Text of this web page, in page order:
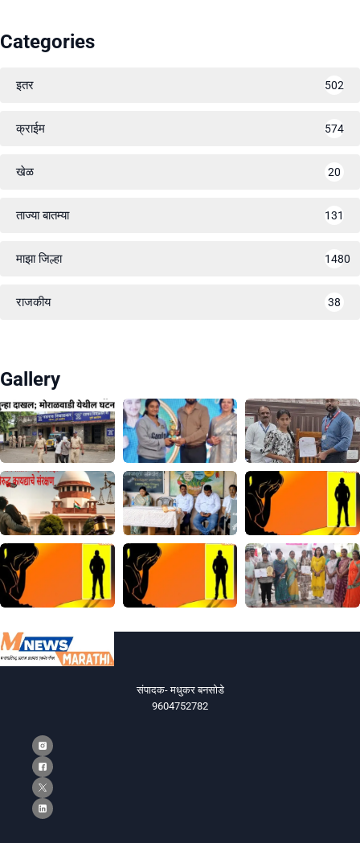
Categories
इतर 502
क्राईम 574
खेळ 20
ताज्या बातम्या 131
माझा जिल्हा 1480
राजकीय 38
Gallery
संपादक- मधुकर बनसोडे
9604752782